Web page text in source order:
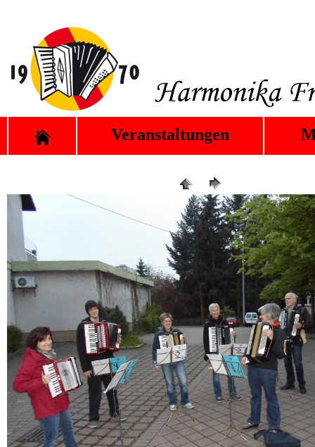
Veranstaltungen